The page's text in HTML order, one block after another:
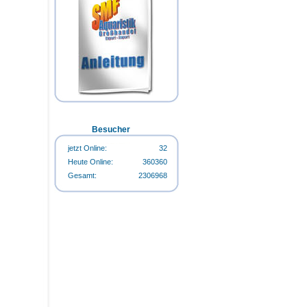
Happy-Life HappyStart 500ml-
Flasche
Happy-Life Algin Regular 500ml-
Happy-Life HappyCarbo 500ml-
Flasche
Happy-Life Algin Regular 500ml-
Besucher
jetzt Online:
32
Heute Online:
360360
Gesamt:
2306968